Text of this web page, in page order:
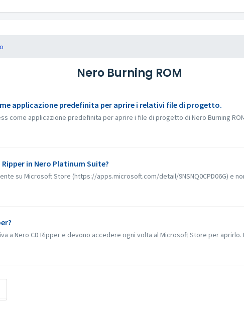
Nero Burning ROM
applicazione predefinita per aprire i relativi file di progetto.
come applicazione predefinita per aprire i file di progetto di Nero Burning
in Nero Platinum Suite?
su Microsoft Store (https://apps.microsoft.com/detail/9NSNQ0CPD06G) e
a Nero CD Ripper e devono accedere ogni volta al Microsoft Store per aprirlo.